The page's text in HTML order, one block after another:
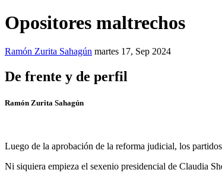
Opositores maltrechos
Ramón Zurita Sahagún martes 17, Sep 2024
De frente y de perfil
Ramón Zurita Sahagún
Luego de la aprobación de la reforma judicial, los
Ni siquiera empieza el sexenio presidencial de Claudia